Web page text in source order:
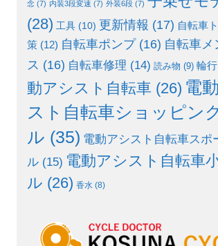
念 (7) 内装3段変速 (7) 外装6段 (7)
(28) 工具 (10) 更新情報 (17) 自転車
策 (12) 自転車ポンプ(16) 自転車メ
ス (16) 自転車修理 (14) 読み物 (9) 輪行
動アシスト自転車 (26) 電
スト自転車ショッピン
ル (35) 電動アシスト自転車スポ
ル (15) 電動アシスト自転車
ル (26) 香水 (8)